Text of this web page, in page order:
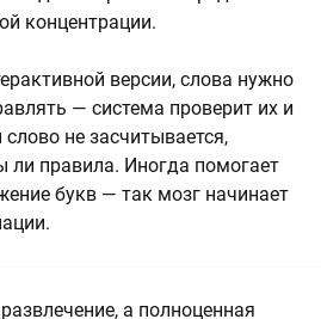
концентрации.
версии, слова нужно
— система проверит их и
не засчитывается,
ли правила. Иногда помогает
букв — так мозг начинает
а полноценная